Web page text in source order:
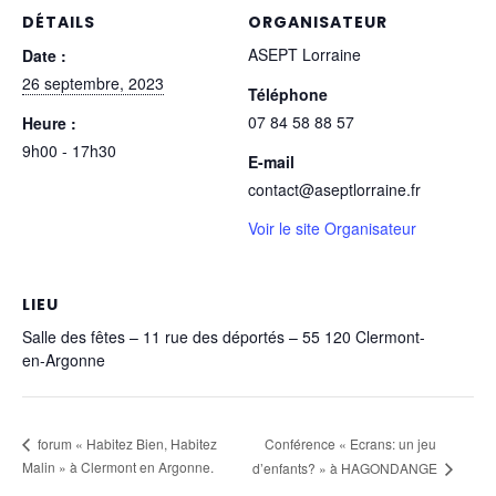
DÉTAILS
Date :
26 septembre, 2023
Heure :
9h00 - 17h30
ORGANISATEUR
ASEPT Lorraine
Téléphone
07 84 58 88 57
E-mail
contact@aseptlorraine.fr
Voir le site Organisateur
LIEU
Salle des fêtes – 11 rue des déportés – 55 120 Clermont-
en-Argonne
forum « Habitez Bien, Habitez
Malin » à Clermont en Argonne.
Conférence « Ecrans: un jeu
d’enfants? » à HAGONDANGE